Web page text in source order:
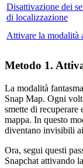
Disattivazione dei
di localizzazione
Attivare la modalità
Metodo 1.
La modalità
Snap Map. Ogni
smette di
mappa. In questo
diventano invisibili
Ora, segui questi
Snapchat attivando